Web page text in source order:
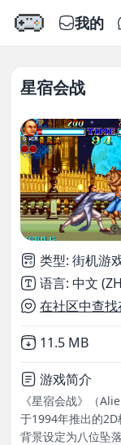
我的
星宿会战
类型: 街机游
语言: 中文
在社区中查找
Not
11.5 MB
游戏简介
《星宿会战》（
于1994年推出的
背景设定为八位坠